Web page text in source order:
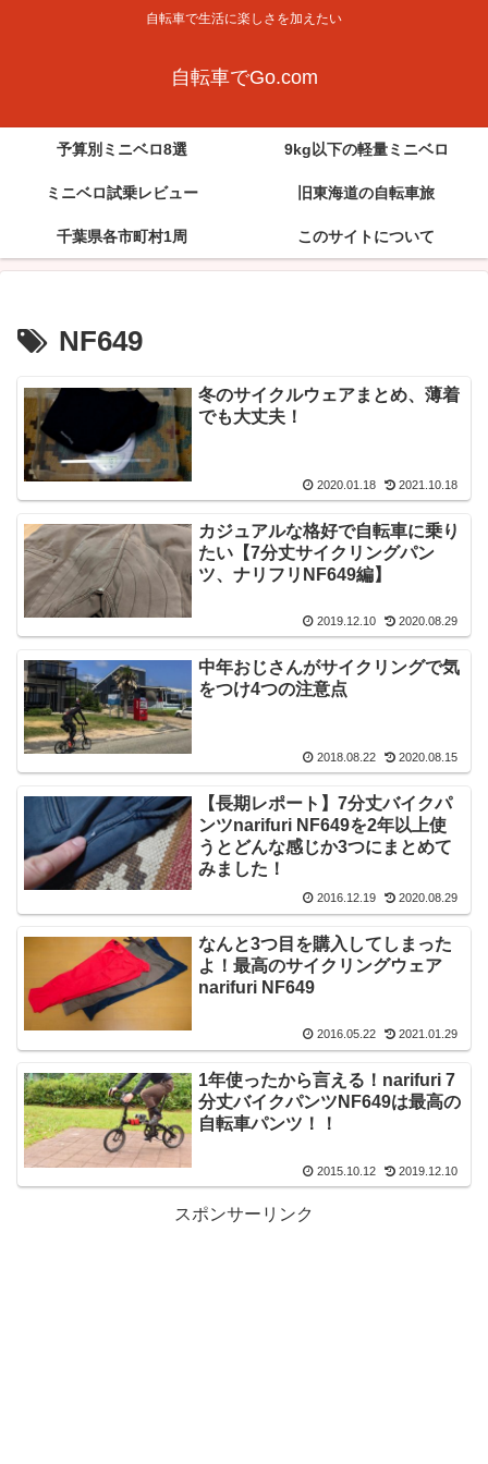
自転車で生活に楽しさを加えたい
自転車でGo.com
予算別ミニベロ8選 9kg以下の軽量ミニベロ
ミニベロ試乗レビュー 旧東海道の自転車旅
千葉県各市町村1周 このサイトについて
NF649
冬のサイクルウェアまとめ、薄着
でも大丈夫！
2020.01.18 2021.10.18
カジュアルな格好で自転車に乗り
たい【7分丈サイクリングパン
ツ、ナリフリNF649編】
2019.12.10 2020.08.29
中年おじさんがサイクリングで気
をつけ4つの注意点
2018.08.22 2020.08.15
【長期レポート】7分丈バイクパ
ンツnarifuri NF649を2年以上使
うとどんな感じか3つにまとめて
みました！
2016.12.19 2020.08.29
なんと3つ目を購入してしまった
よ！最高のサイクリングウェア
narifuri NF649
2016.05.22 2021.01.29
1年使ったから言える！narifuri 7
分丈バイクパンツNF649は最高の
自転車パンツ！！
2015.10.12 2019.12.10
スポンサーリンク